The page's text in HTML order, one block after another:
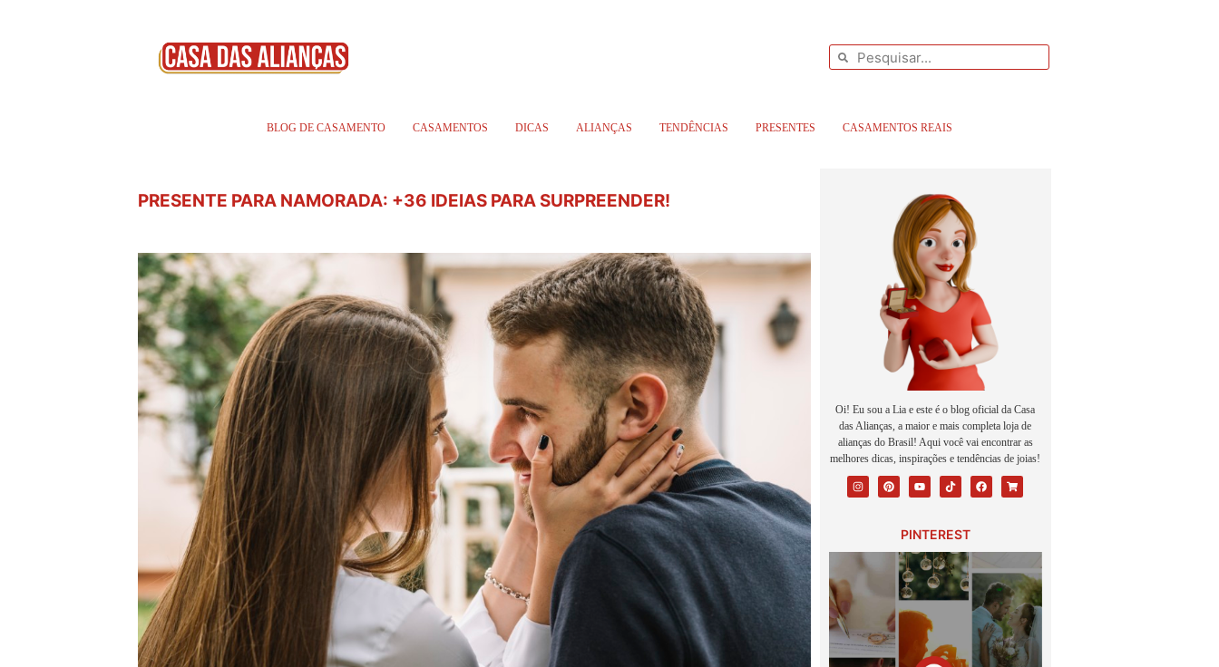
BLOG DE CASAMENTO CASAMENTOS DICAS ALIANÇAS TENDÊNCIAS PRESENTES CASAMENTOS REAIS
PRESENTE PARA NAMORADA: +36 IDEIAS PARA SURPREENDER!
Oi! Eu sou a Lia e este é o blog oficial da Casa
das Alianças, a maior e mais completa loja de
alianças do Brasil! Aqui você vai encontrar as
melhores dicas, inspirações e tendências de joias!
PINTEREST